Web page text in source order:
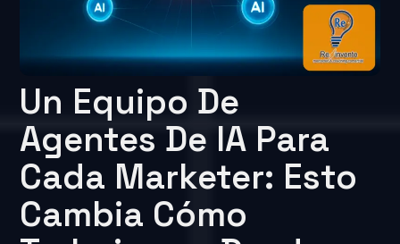
Un Equipo De
Agentes De IA Para
Cada Marketer: Esto
Cambia Cómo